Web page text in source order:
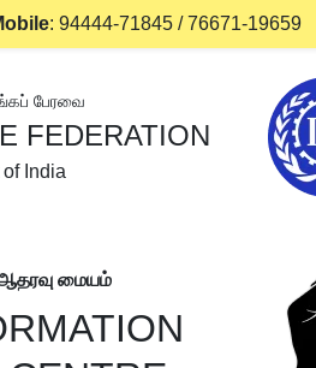
: 94444-71845 /76671-19659
பேரவை
FEDERATION
India
மையம்